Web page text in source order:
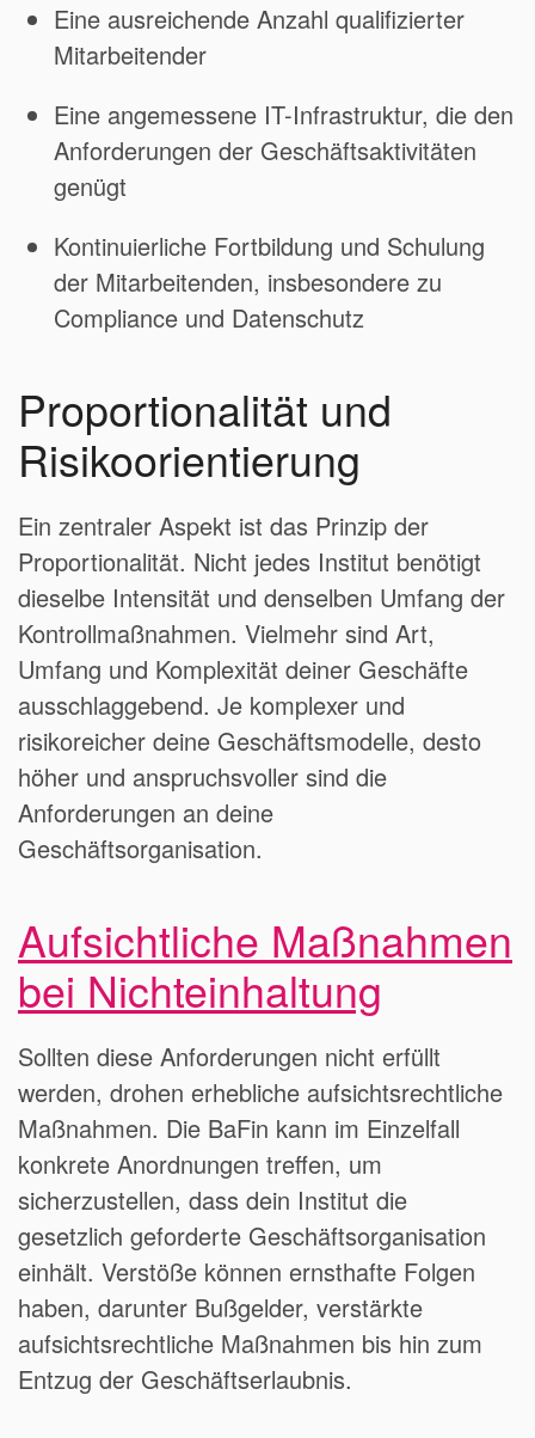
Eine ausreichende Anzahl qualifizierter
Mitarbeitender
Eine angemessene IT-Infrastruktur, die den
Anforderungen der Geschäftsaktivitäten
genügt
Kontinuierliche Fortbildung und Schulung
der Mitarbeitenden, insbesondere zu
Compliance und Datenschutz
Proportionalität und
Risikoorientierung
Ein zentraler Aspekt ist das Prinzip der
Proportionalität. Nicht jedes Institut benötigt
dieselbe Intensität und denselben Umfang der
Kontrollmaßnahmen. Vielmehr sind Art,
Umfang und Komplexität deiner Geschäfte
ausschlaggebend. Je komplexer und
risikoreicher deine Geschäftsmodelle, desto
höher und anspruchsvoller sind die
Anforderungen an deine
Geschäftsorganisation.
Aufsichtliche Maßnahmen
bei Nichteinhaltung
Sollten diese Anforderungen nicht erfüllt
werden, drohen erhebliche aufsichtsrechtliche
Maßnahmen. Die BaFin kann im Einzelfall
konkrete Anordnungen treffen, um
sicherzustellen, dass dein Institut die
gesetzlich geforderte Geschäftsorganisation
einhält. Verstöße können ernsthafte Folgen
haben, darunter Bußgelder, verstärkte
aufsichtsrechtliche Maßnahmen bis hin zum
Entzug der Geschäftserlaubnis.